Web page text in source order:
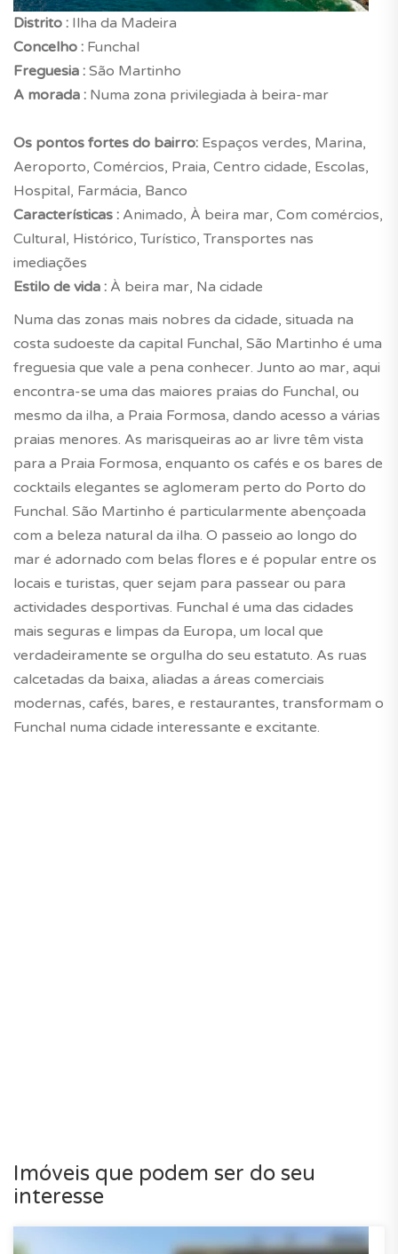
Distrito : Ilha da Madeira
Concelho : Funchal
Freguesia : São Martinho
A morada : Numa zona privilegiada à beira-mar
Os pontos fortes do bairro: Espaços verdes, Marina,
Aeroporto, Comércios, Praia, Centro cidade, Escolas,
Hospital, Farmácia, Banco
Características : Animado, À beira mar, Com comércios,
Cultural, Histórico, Turístico, Transportes nas
imediações
Estilo de vida : À beira mar, Na cidade
Numa das zonas mais nobres da cidade, situada na
costa sudoeste da capital Funchal, São Martinho é uma
freguesia que vale a pena conhecer. Junto ao mar, aqui
encontra-se uma das maiores praias do Funchal, ou
mesmo da ilha, a Praia Formosa, dando acesso a várias
praias menores. As marisqueiras ao ar livre têm vista
para a Praia Formosa, enquanto os cafés e os bares de
cocktails elegantes se aglomeram perto do Porto do
Funchal. São Martinho é particularmente abençoada
com a beleza natural da ilha. O passeio ao longo do
mar é adornado com belas flores e é popular entre os
locais e turistas, quer sejam para passear ou para
actividades desportivas. Funchal é uma das cidades
mais seguras e limpas da Europa, um local que
verdadeiramente se orgulha do seu estatuto. As ruas
calcetadas da baixa, aliadas a áreas comerciais
modernas, cafés, bares, e restaurantes, transformam o
Funchal numa cidade interessante e excitante.
Imóveis que podem ser do seu
interesse